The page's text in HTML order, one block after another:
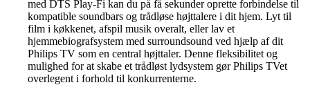
med DTS Play-Fi kan du på få sekunder oprette forbindelse til
kompatible soundbars og trådløse højttalere i dit hjem. Lyt til
film i køkkenet, afspil musik overalt, eller lav et
hjemmebiografsystem med surroundsound ved hjælp af dit
Philips TV som en central højttaler. Denne fleksibilitet og
mulighed for at skabe et trådløst lydsystem gør Philips TVet
overlegent i forhold til konkurrenterne.